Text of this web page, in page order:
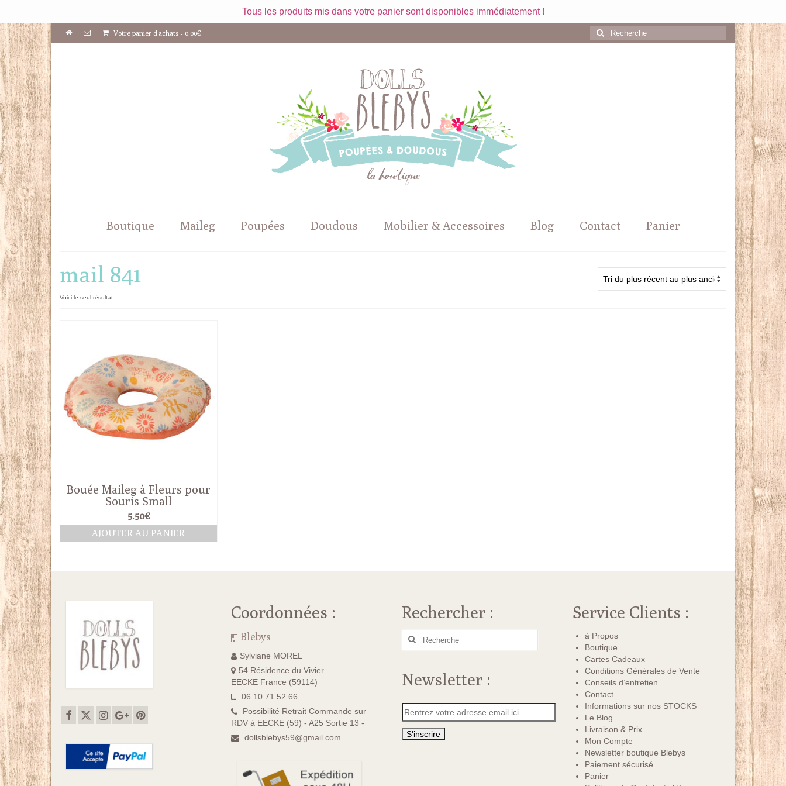
Tous les produits mis dans votre panier sont disponibles immédiatement !
Votre panier d'achats - 0.00€
Rechercher
:
Boutique Maileg Poupées Doudous Mobilier & Accessoires Blog Contact Panier
mail 841
Voici le seul résultat
Bouée Maileg à Fleurs pour
Souris Small
5.50€
AJOUTER AU PANIER
Coordonnées :
Blebys
Sylviane MOREL
54 Résidence du Vivier
EECKE France (59114)
06.10.71.52.66
Possibilité Retrait Commande sur
RDV à EECKE (59) - A25 Sortie 13 -
dollsblebys59@gmail.com
Rechercher :
Rechercher
Newsletter :
Service Clients :
à Propos
Boutique
Cartes Cadeaux
Conditions Générales de Vente
Conseils d’entretien
Contact
Informations sur nos STOCKS
Le Blog
Livraison & Prix
Mon Compte
Newsletter boutique Blebys
Paiement sécurisé
Panier